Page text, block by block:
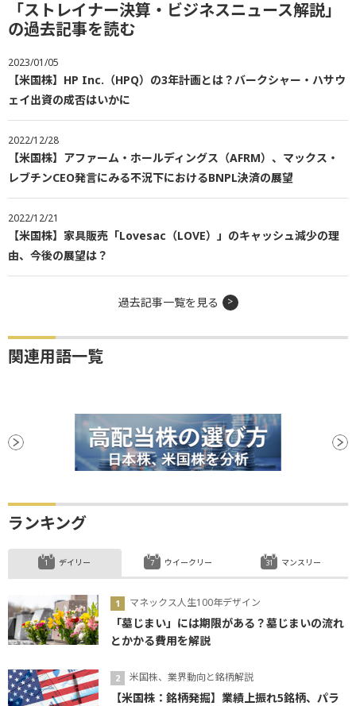
「ストレイナー決算・ビジネスニュース解説」
の過去記事を読む
2023/01/05
【米国株】HP Inc.（HPQ）の3年計画とは？バークシャー・ハサウ
ェイ出資の成否はいかに
2022/12/28
【米国株】アファーム・ホールディングス（AFRM）、マックス・
レブチンCEO発言にみる不況下におけるBNPL決済の展望
2022/12/21
【米国株】家具販売「Lovesac（LOVE）」のキャッシュ減少の理
由、今後の展望は？
過去記事一覧を見る
関連用語一覧
ランキング
デイリー
マネックス人生100年デザイン
「墓じまい」には期限がある？墓じまいの流れ
とかかる費用を解説
米国株、業界動向と銘柄解説
【米国株：銘柄発掘】業績上振れ5銘柄、パラ
ウイークリー マンスリー